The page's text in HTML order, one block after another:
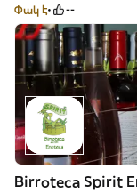
Փակ է --
Birroteca Spirit